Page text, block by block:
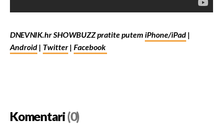
DNEVNIK.hr SHOWBUZZ pratite putem iPhone/iPad |
Android | Twitter | Facebook
Komentari(0)